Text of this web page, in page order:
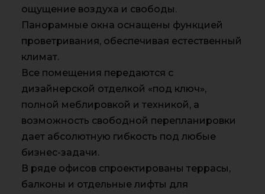
ощущение воздуха и свободы.
Панорамные окна оснащены функцией
проветривания, обеспечивая естественный
климат.
Все помещения передаются с
дизайнерской отделкой «под ключ»,
полной меблировкой и техникой, а
возможность свободной перепланировки
дает абсолютную гибкость под любые
бизнес-задачи.
В ряде офисов спроектированы террасы,
балконы и отдельные лифты для